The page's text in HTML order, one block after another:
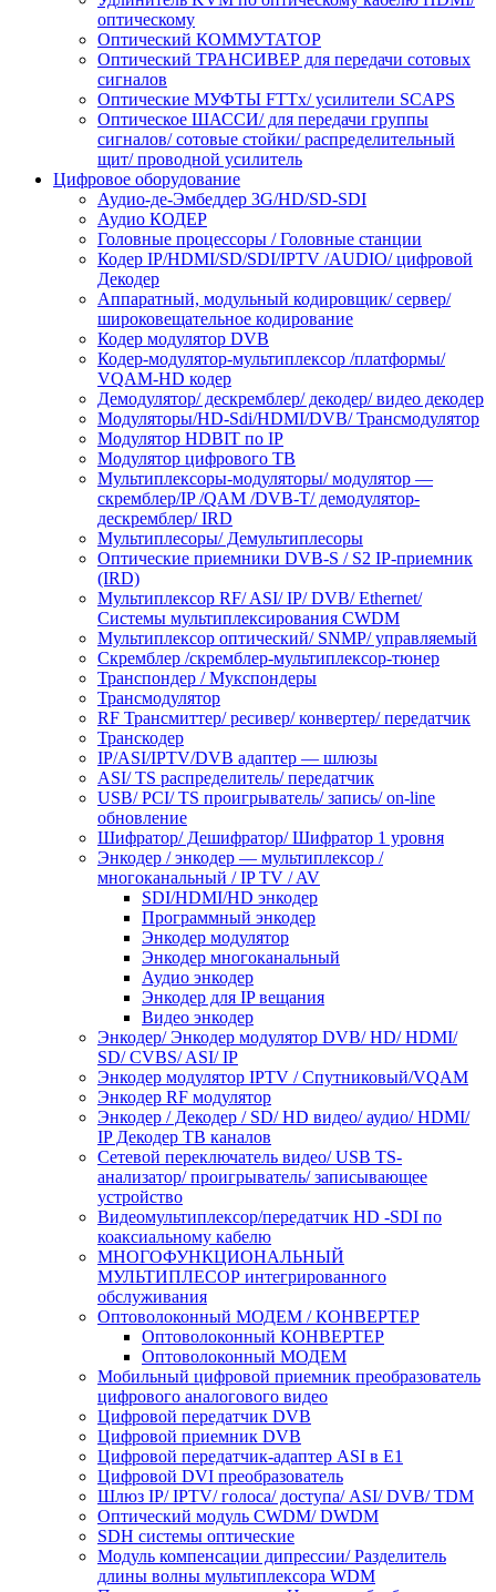
оптическому
Оптический КОММУТАТОР
Оптический ТРАНСИВЕР для передачи сотовых
сигналов
Оптические МУФТЫ FTTx/ усилители SCAPS
Оптическое ШАССИ/ для передачи группы
сигналов/ cотовые стойки/ распределительный
щит/ проводной усилитель
Цифровое оборудование
Аудио-де-Эмбеддер 3G/HD/SD-SDI
Аудио КОДЕР
Головные процессоры / Головные станции
Кодер IP/HDMI/SD/SDI/IPTV /AUDIO/ цифровой
Декодер
Аппаратный, модульный кодировщик/ сервер/
широковещательное кодирование
Кодер модулятор DVB
Кодер-модулятор-мультиплексор /платформы/
VQAM-HD кодер
Демодулятор/ дескремблер/ декодер/ видео декодер
Модуляторы/HD-Sdi/HDMI/DVB/ Трансмодулятор
Модулятор HDBIT по IP
Модулятор цифрового ТВ
Мультиплексоры-модуляторы/ модулятор —
скремблер/IP /QAM /DVB-T/ демодулятор-
дескремблер/ IRD
Мультиплесоры/ Демультиплесоры
Оптические приемники DVB-S / S2 IP-приемник
(IRD)
Мультиплексор RF/ ASI/ IP/ DVB/ Ethernet/
Системы мультиплексирования CWDM
Мультиплексор оптический/ SNMP/ управляемый
Скремблер /скремблер-мультиплексор-тюнер
Транспондер / Мукспондеры
Трансмодулятор
RF Трансмиттер/ ресивер/ конвертер/ передатчик
Транскодер
IP/ASI/IPTV/DVB адаптер — шлюзы
ASI/ TS распределитель/ передатчик
USB/ PCI/ TS проигрыватель/ запись/ on-line
обновление
Шифратор/ Дешифратор/ Шифратор 1 уровня
Энкодер / энкодер — мультиплексор /
многоканальный / IP TV / AV
SDI/HDMI/HD энкодер
Программный энкодер
Энкодер модулятор
Энкодер многоканальный
Аудио энкодер
Энкодер для IP вещания
Видео энкодер
Энкодер/ Энкодер модулятор DVB/ HD/ HDMI/
SD/ CVBS/ ASI/ IP
Энкодер модулятор IPTV / Спутниковый/VQAM
Энкодер RF модулятор
Энкодер / Декодер / SD/ HD видео/ аудио/ HDMI/
IP Декодер ТВ каналов
Сетевой переключатель видео/ USB TS-
анализатор/ проигрыватель/ записывающее
устройство
Видеомультиплексор/передатчик HD -SDI по
коаксиальному кабелю
МНОГОФУНКЦИОНАЛЬНЫЙ
МУЛЬТИПЛЕСОР интегрированного
обслуживания
Оптоволоконный МОДЕМ / КОНВЕРТЕР
Оптоволоконный КОНВЕРТЕР
Оптоволоконный МОДЕМ
Мобильный цифровой приемник преобразователь
цифрового аналогового видео
Цифровой передатчик DVB
Цифровой приемник DVB
Цифровой передатчик-адаптер ASI в E1
Цифровой DVI преобразователь
Шлюз IP/ IPTV/ голоса/ доступа/ ASI/ DVB/ TDM
Оптический модуль CWDM/ DWDM
SDH системы оптические
Модуль компенсации дипрессии/ Разделитель
длины волны мультиплексора WDM